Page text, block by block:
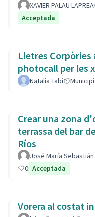
XAVIER PALAU LAPREA
Acceptada
Lletres Corpòries
photocall per les
Natalia Tabi Municipi
Crear una zona
terrassa del bar
Ríos
José María
0 Acceptada
Vorera al costat